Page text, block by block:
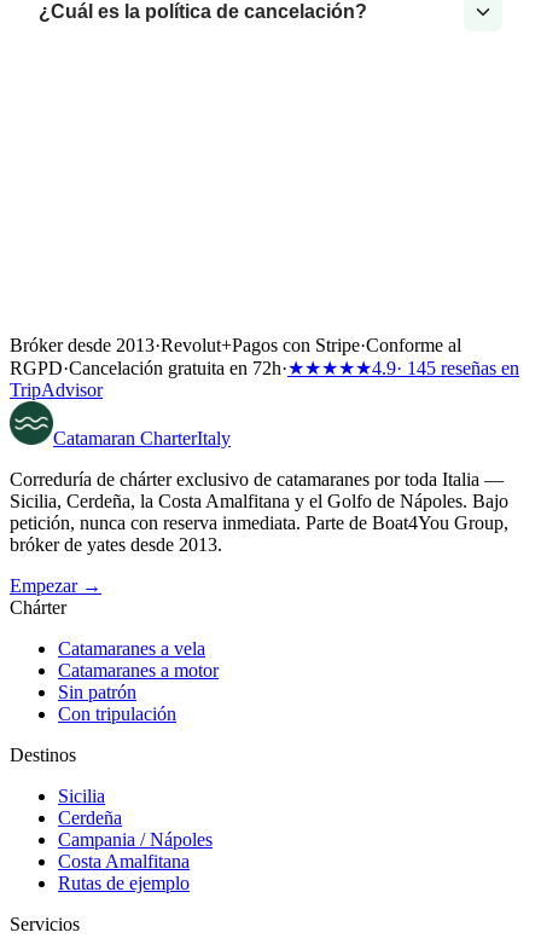
¿Cuál es la política de cancelación?
Bróker desde 2013·Revolut+Pagos con Stripe·Conforme al
RGPD·Cancelación gratuita en 72h·★★★★★4.9· 145 reseñas en
TripAdvisor
Catamaran CharterItaly
Correduría de chárter exclusivo de catamaranes por toda Italia —
Sicilia, Cerdeña, la Costa Amalfitana y el Golfo de Nápoles. Bajo
petición, nunca con reserva inmediata. Parte de Boat4You Group,
bróker de yates desde 2013.
Empezar →
Chárter
Catamaranes a vela
Catamaranes a motor
Sin patrón
Con tripulación
Destinos
Sicilia
Cerdeña
Campania / Nápoles
Costa Amalfitana
Rutas de ejemplo
Servicios